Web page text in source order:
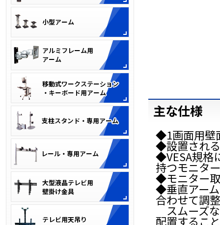
主な仕様
◆1画面用壁
◆設置され
◆VESA規格
持つモニタ
◆モニター
◆垂直アー
合わせて調
スムーズな
配置するこ